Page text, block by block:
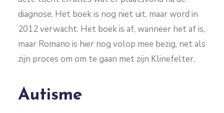
diagnose. Het boek is nog niet uit, maar word in
2012 verwacht. Het boek is af, wanneer het af is,
maar Romano is hier nog volop mee bezig, net als
zijn proces om om te gaan met zijn Klinefelter.
Autisme